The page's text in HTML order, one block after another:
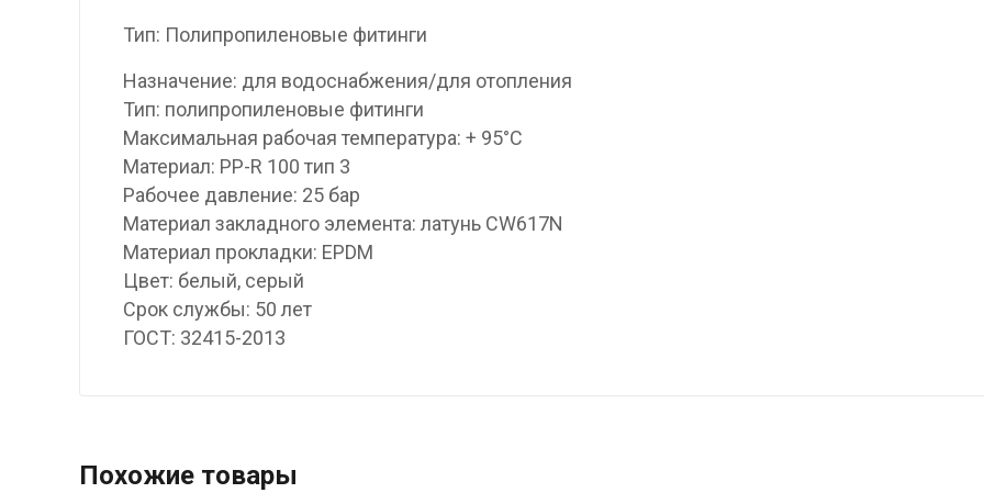
Тип: Полипропиленовые фитинги
Назначение: для водоснабжения/для отопления
Тип: полипропиленовые фитинги
Максимальная рабочая температура: + 95°С
Материал: PP-R 100 тип 3
Рабочее давление: 25 бар
Материал закладного элемента: латунь CW617N
Материал прокладки: EPDM
Цвет: белый, серый
Срок службы: 50 лет
ГОСТ: 32415-2013
Похожие товары